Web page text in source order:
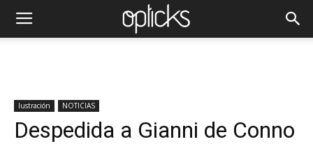
Iustración NOTICIAS
Despedida a Gianni de Conno